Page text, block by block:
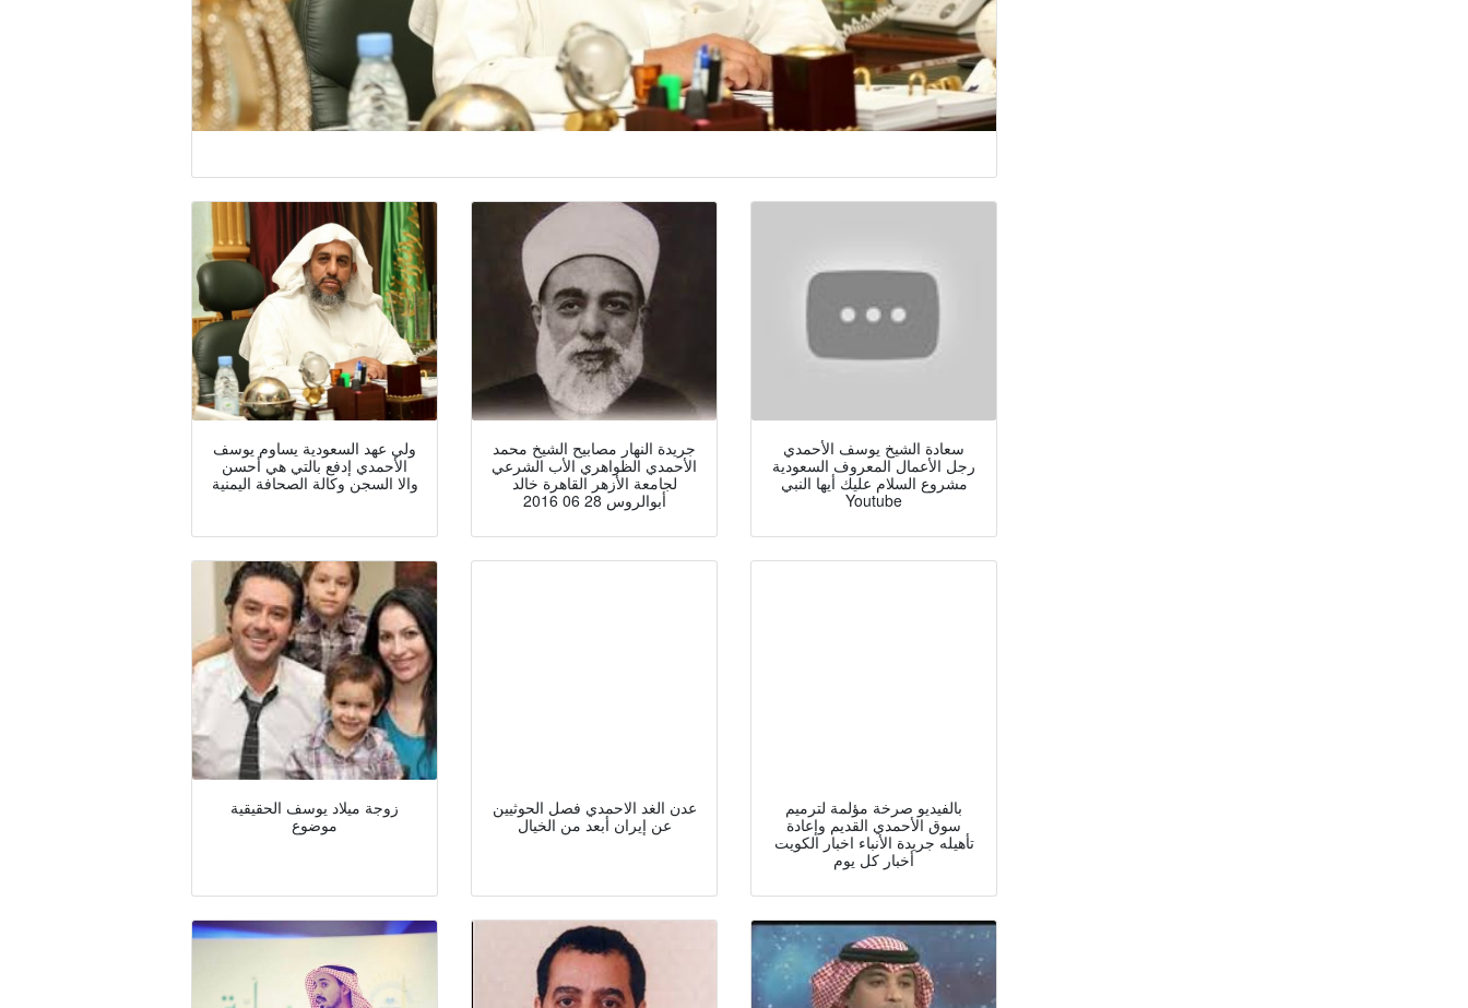
ولي عهد السعودية يساوم يوسف
الأحمدي إدفع بالتي هي أحسن
والا السجن وكالة الصحافة اليمنية
جريدة النهار مصابيح الشيخ محمد
الأحمدي الظواهري الأب الشرعي
لجامعة الأزهر القاهرة خالد
أبوالروس 28 06 2016
سعادة الشيخ يوسف الأحمدي
رجل الأعمال المعروف السعودية
مشروع السلام عليك أيها النبي
Youtube
زوجة ميلاد يوسف الحقيقية
موضوع
عدن الغد الاحمدي فصل الحوثيين
عن إيران أبعد من الخيال
بالفيديو صرخة مؤلمة لترميم
سوق الأحمدي القديم وإعادة
تأهيله جريدة الأنباء اخبار الكويت
أخبار كل يوم